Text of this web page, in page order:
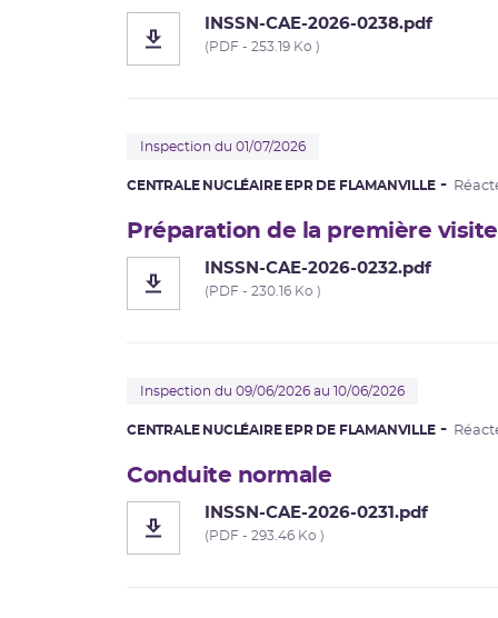
INSSN-CAE-2026-0238.pdf
(PDF - 253.19 Ko )
Inspection du 01/07/2026
CENTRALE NUCLÉAIRE EPR DE FLAMANVILLE
Préparation de la première
INSSN-CAE-2026-0232.pdf
(PDF - 230.16 Ko )
Inspection du 09/06/2026 au 10/06/2026
CENTRALE NUCLÉAIRE EPR DE FLAMANVILLE
Conduite normale
INSSN-CAE-2026-0231.pdf
(PDF - 293.46 Ko )